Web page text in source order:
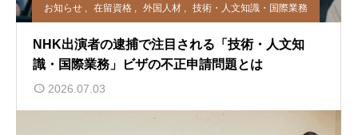
お知らせ , 在留資格 , 外国人材 , 技術・人文知識・国際業務
NHK出演者の逮捕で注目される「技術・人文知
識・国際業務」ビザの不正申請問題とは
2026.07.03